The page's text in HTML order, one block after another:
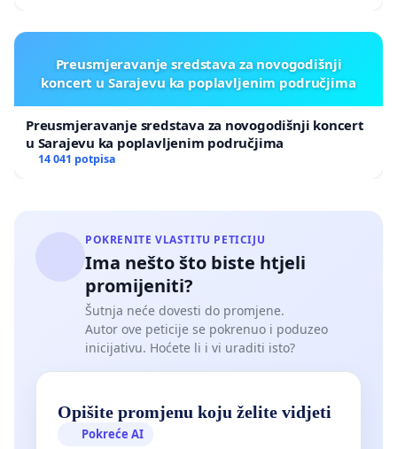
Preusmjeravanje sredstava za novogodišnji
koncert u Sarajevu ka poplavljenim područjima
Preusmjeravanje sredstava za novogodišnji koncert
u Sarajevu ka poplavljenim područjima
14 041 potpisa
POKRENITE VLASTITU PETICIJU
Ima nešto što biste htjeli
promijeniti?
Šutnja neće dovesti do promjene.
Autor ove peticije se pokrenuo i poduzeo
inicijativu. Hoćete li i vi uraditi isto?
Opišite promjenu koju želite vidjeti
Pokreće AI